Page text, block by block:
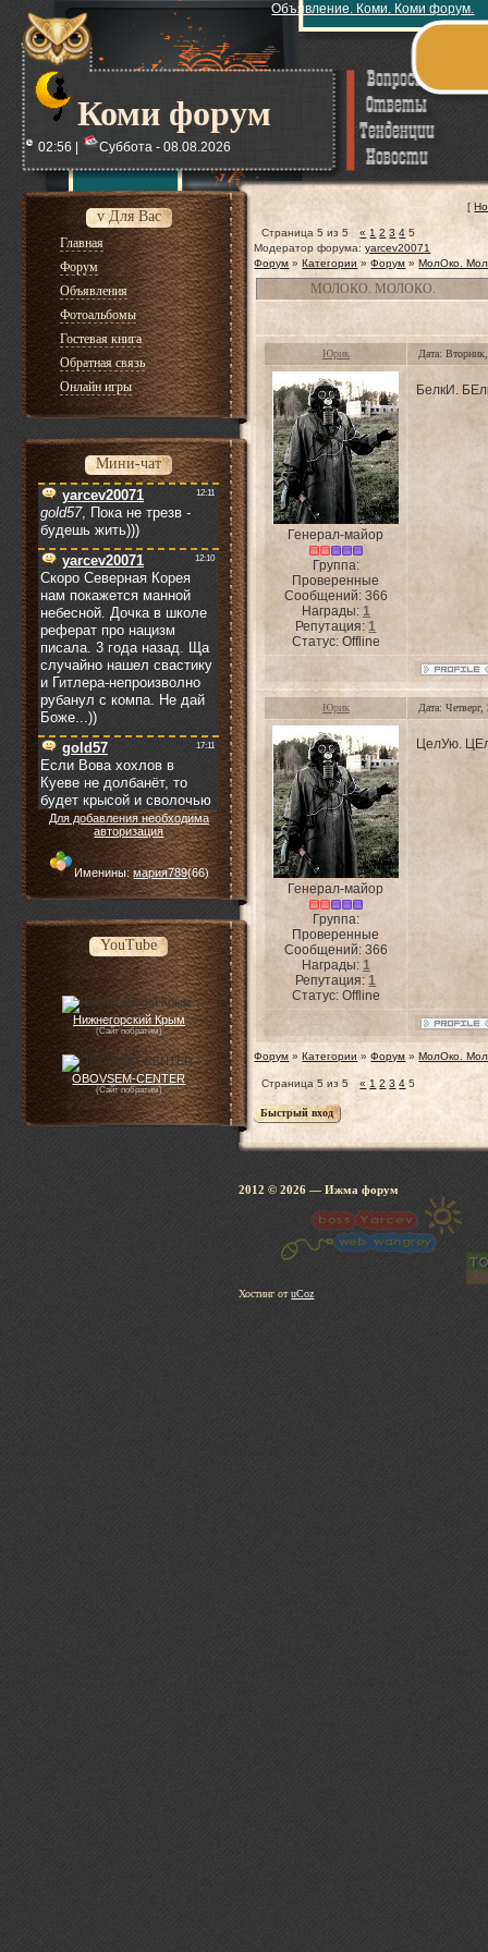
Коми форум
Объявление. Коми. Коми форум.
02:56 | Суббота - 08.08.2026
v Для Вас
Главная
Форум
Объявления
Фотоальбомы
Гостевая книга
Обратная связь
Онлайн игры
Мини-чат
Для добавления необходима
авторизация
Именины:мария789(66)
YouTube
Нижнегорский Крым
(Сайт побратим)
OBOVSEM-CENTER
(Сайт побратим)
[
Страница5 из5 « 1 2 3 4 5
Модератор форума:yarcev20071
Форум » Категории » Форум » МолОко.
МОЛОКО. МОЛОКО.
Юрик Дата:
Генерал-майор
Группа:
Проверенные
Сообщений: 366
Награды: 1
Репутация:1
Статус: Offline
БелкИ.
Юрик Дата:
Генерал-майор
Группа:
Проверенные
Сообщений: 366
Награды: 1
Репутация:1
Статус: Offline
ЦелУю.
Форум » Категории » Форум » МолОко.
Страница5 из5 « 1 2 3 4 5
2012 © 2026 — Ижма
Хостинг отuCoz